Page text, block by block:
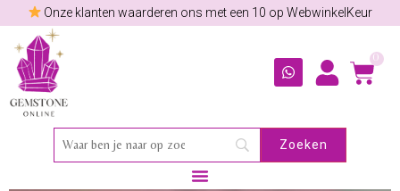
Onze klanten waarderen ons met een 10 op WebwinkelKeur
0